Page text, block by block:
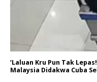
‘Laluan Kru Pun Tak
Malaysia Didakwa Cuba